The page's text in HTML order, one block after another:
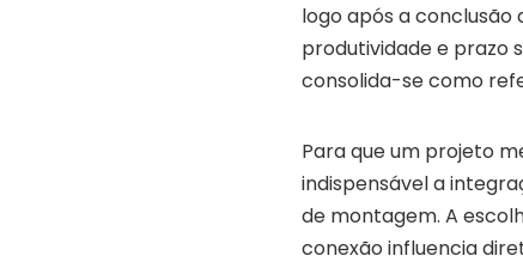
logo após a conclusão
produtividade e prazo
consolida-se como
Para que um projeto
indispensável a
de montagem. A
conexão influencia